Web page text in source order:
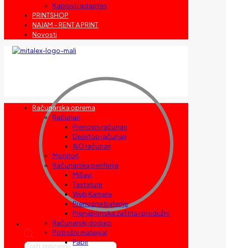
Kablovi i adapteri
PRINTSHOP
NAJAM – RENT A PRINT
Novosti
Products
Računarska oprema
Računari
Prenosni računari
Desktop računari
AIO računari
Monitori
Računarska periferija
Miševi
Tastature
Web Kamere
Prenosne baterije
Prenaponska zaštita i produžni
Računarski dodaci
Potrošni materijal
Papir